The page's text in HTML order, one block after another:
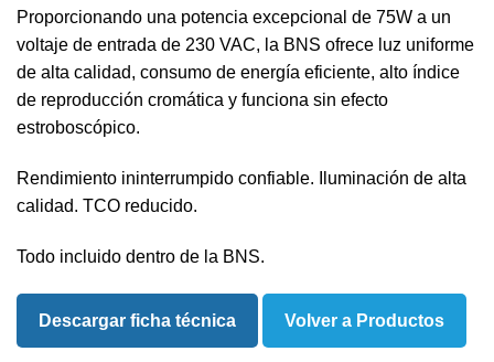
Proporcionando una potencia excepcional de 75W a un
voltaje de entrada de 230 VAC, la BNS ofrece luz uniforme
de alta calidad, consumo de energía eficiente, alto índice
de reproducción cromática y funciona sin efecto
estroboscópico.
Rendimiento ininterrumpido confiable. Iluminación de alta
calidad. TCO reducido.
Todo incluido dentro de la BNS.
Descargar ficha técnica Volver a Productos